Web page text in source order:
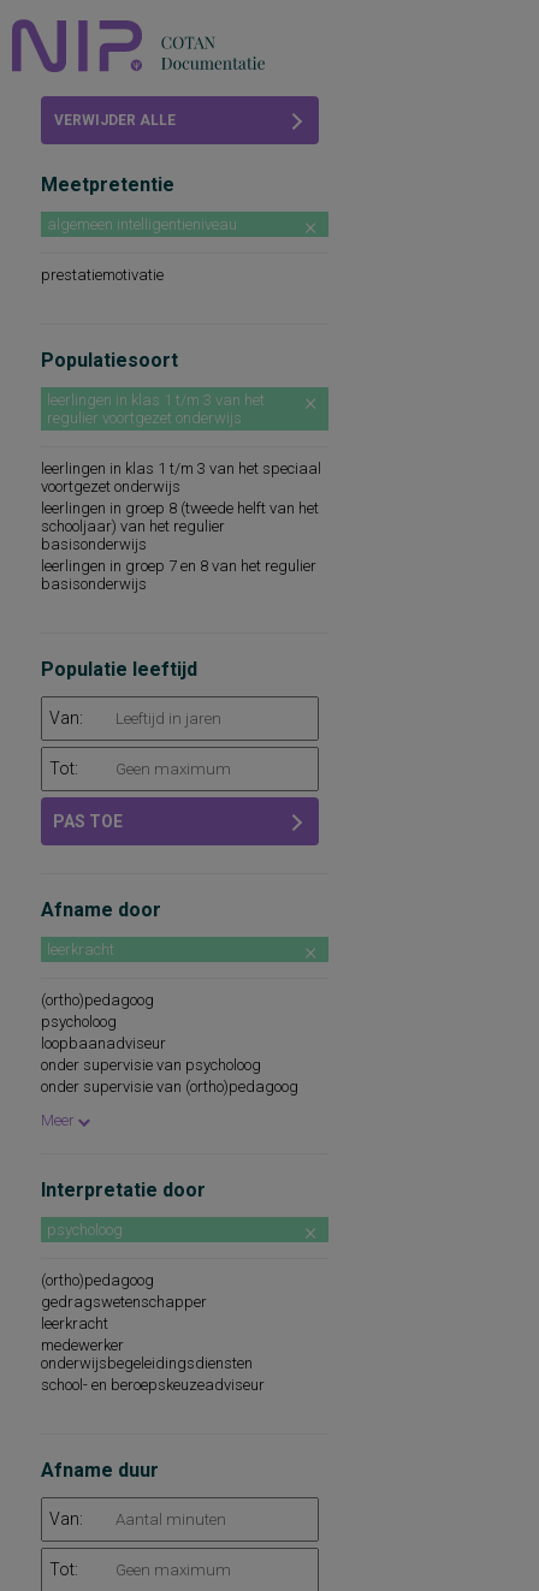
VERWIJDER ALLE
Meetpretentie
algemeen intelligentieniveau
prestatiemotivatie
Populatiesoort
leerlingen in klas 1 t/m 3 van het
regulier voortgezet onderwijs
leerlingen in klas 1 t/m 3 van het speciaal
voortgezet onderwijs
leerlingen in groep 8 (tweede helft van het
schooljaar) van het regulier
basisonderwijs
leerlingen in groep 7 en 8 van het regulier
basisonderwijs
Populatie leeftijd
Van:
Tot:
PAS TOE
Afname door
leerkracht
(ortho)pedagoog
psycholoog
loopbaanadviseur
onder supervisie van psycholoog
onder supervisie van (ortho)pedagoog
Meer
Interpretatie door
psycholoog
(ortho)pedagoog
gedragswetenschapper
leerkracht
medewerker
onderwijsbegeleidingsdiensten
school- en beroepskeuzeadviseur
Afname duur
Van:
Tot: